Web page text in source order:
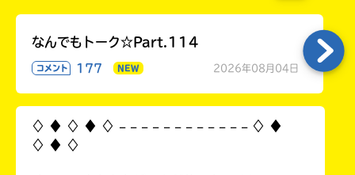
なんでもトーク☆Part.114
コメント 177 NEW 2026年08月04日
♢ ♦︎ ♢ ♦︎ ♢ 𓐄 𓐄 𓐄 𓐄 𓐄 𓐄 𓐄 𓐄 𓐄 𓐄 𓐄 𓐄 ♢ ♦︎
♢ ♦︎ ♢